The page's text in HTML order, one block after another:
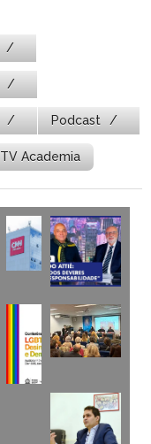
Podcast
TV Academia